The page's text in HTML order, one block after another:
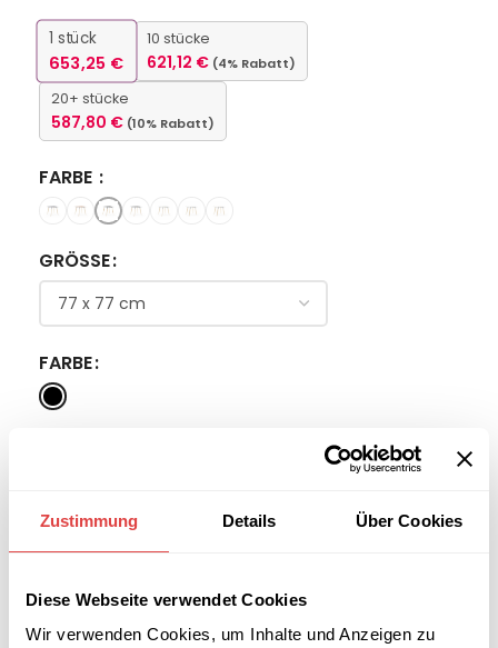
Zustimmung Details Über Cookies
Diese Webseite verwendet Cookies
Wir verwenden Cookies, um Inhalte und Anzeigen zu
1 stück
653,25 €
10 stücke
621,12 € (4% Rabatt)
20+ stücke
587,80 € (10% Rabatt)
FARBE
GRÖSSE
FARBE
größeren
anfordern